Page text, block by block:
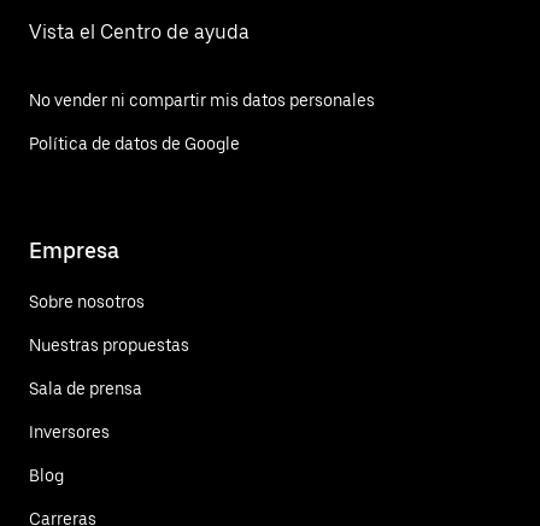
Vista el Centro de ayuda
No vender ni compartir mis datos personales
Política de datos de Google
Empresa
Sobre nosotros
Nuestras propuestas
Sala de prensa
Inversores
Blog
Carreras